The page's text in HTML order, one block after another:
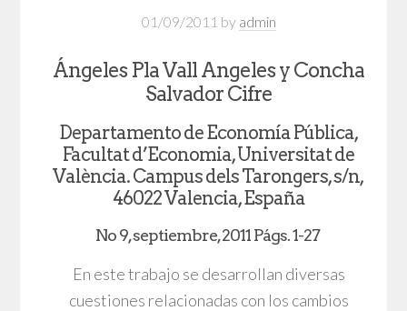
01/09/2011 by admin
Ángeles Pla Vall Angeles y Concha
Salvador Cifre
Departamento de Economía Pública,
Facultat d’Economia, Universitat de
València. Campus dels Tarongers, s/n,
46022 Valencia, España
No 9, septiembre, 2011 Págs. 1-27
En este trabajo se desarrollan diversas
cuestiones relacionadas con los cambios